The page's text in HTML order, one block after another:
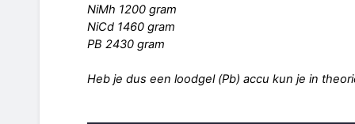
NiMh 1200 gram
NiCd 1460 gram
PB 2430 gram
Heb je dus een loodgel (Pb) accu kun je in